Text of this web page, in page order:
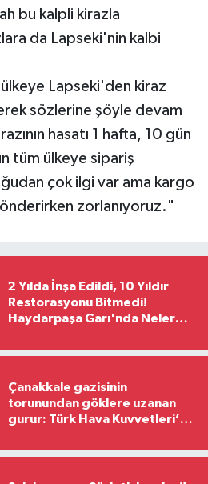
bu kalpli kirazla
da Lapseki'nin kalbi
Lapseki'den kiraz
sözlerine şöyle devam
hasatı 1 hafta, 10 gün
tüm ülkeye sipariş
çok ilgi var ama kargo
zorlanıyoruz."
2 Yılda İnşa Edildi, 10 Yıldır
Restorasyonu Bitmedi!
Haydarpaşa Garı'nda Neler
Çanakkale gazisinin
torunundan göklere uzanan
gurur: Türk Hava Kuvvetleri’nin